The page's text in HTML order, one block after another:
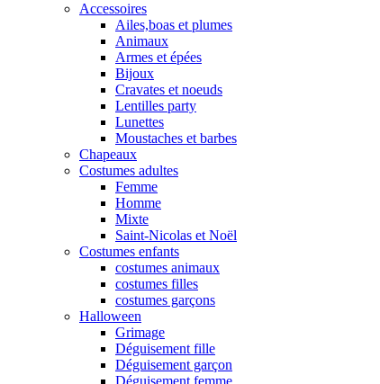
Accessoires
Ailes,boas et plumes
Animaux
Armes et épées
Bijoux
Cravates et noeuds
Lentilles party
Lunettes
Moustaches et barbes
Chapeaux
Costumes adultes
Femme
Homme
Mixte
Saint-Nicolas et Noël
Costumes enfants
costumes animaux
costumes filles
costumes garçons
Halloween
Grimage
Déguisement fille
Déguisement garçon
Déguisement femme